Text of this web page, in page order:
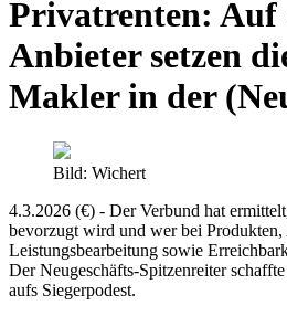
Privatrenten: Auf
Anbieter setzen
Makler in der
Bild: Wichert
4.3.2026 (€) - Der Verbund hat
bevorzugt wird und wer bei Produkten,
Leistungsbearbeitung sowie
Der Neugeschäfts-Spitzenreiter
aufs Siegerpodest.